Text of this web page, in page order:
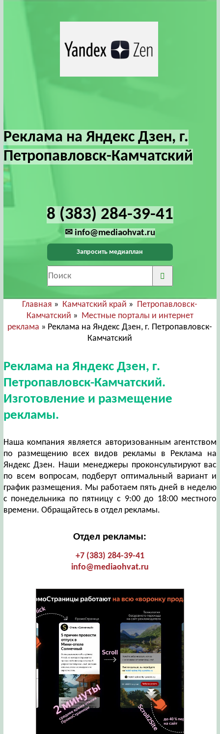
Реклама на Яндекс Дзен, г.
Петропавловск-Камчатский
8 (383) 284-39-41
✉ info@mediaohvat.ru
Запросить медиаплан
Главная » Камчатский край » Петропавловск-
Камчатский » Местные порталы и интернет
реклама » Реклама на Яндекс Дзен, г. Петропавловск-
Камчатский
Реклама на Яндекс Дзен, г.
Петропавловск-Камчатский.
Изготовление и размещение
рекламы.
Наша компания является авторизованным агентством
по размещению всех видов рекламы в Реклама на
Яндекс Дзен. Наши менеджеры проконсультируют вас
по всем вопросам, подберут оптимальный вариант и
график размещения. Мы работаем пять дней в неделю
с понедельника по пятницу с 9:00 до 18:00 местного
времени. Обращайтесь в отдел рекламы.
Отдел рекламы:
+7 (383) 284-39-41
info@mediaohvat.ru